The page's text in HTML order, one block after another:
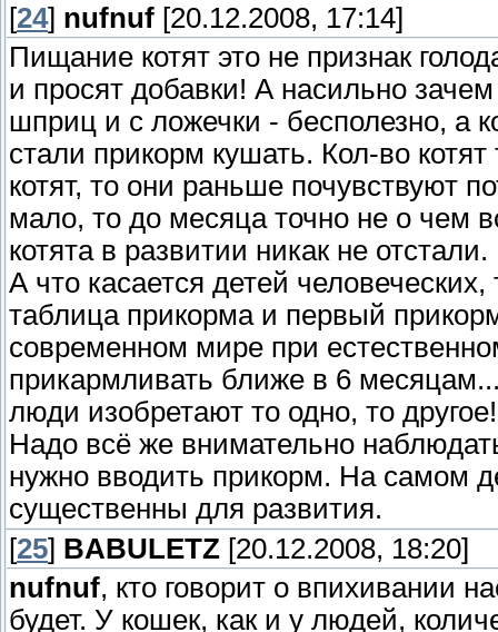
[24] nufnuf [20.12.2008, 17:14]
Пищание котят это не признак
и просят добавки! А насильно
шприц и с ложечки - бесполезно, а
стали прикорм кушать. Кол-во
котят, то они раньше почувствуют
мало, то до месяца точно не о чем
котята в развитии никак не отстали.
А что касается детей
таблица прикорма и первый
современном мире при
прикармливать ближе в 6
люди изобретают то одно, то другое!
Надо всё же внимательно
нужно вводить прикорм. На самом
существенны для развития.
[25] BABULETZ [20.12.2008, 18:20]
nufnuf, кто говорит о впихивании
будет. У кошек, как и у людей,